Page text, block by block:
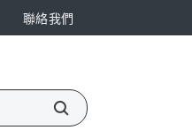
聯絡我們